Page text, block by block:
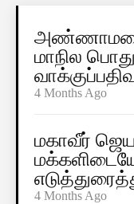
அண்ணாமலை
மாநில
4 Months Ago
மகாவீர்
4 Months Ago